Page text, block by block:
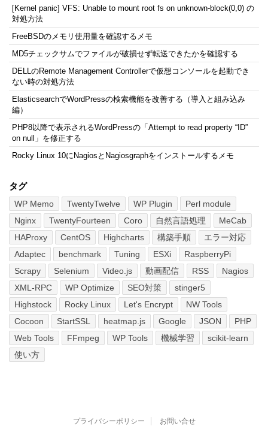
[Kernel panic] VFS: Unable to mount root fs on unknown-block(0,0) の
対処方法
FreeBSDのメモリ使用量を確認するメモ
MD5チェックサムでファイルが破損せず転送できたかを確認する
DELLのRemote Management Controllerで仮想コンソールを起動でき
ない時の対処方法
ElasticsearchでWordPressの検索機能を改善する（導入と組み込み
編）
PHP8以降で表示されるWordPressの「Attempt to read property “ID”
on null」を修正する
Rocky Linux 10にNagiosとNagiosgraphをインストールするメモ
タグ
WP Memo TwentyTwelve WP Plugin
Perl module
Nginx
TwentyFourteen Coro 自然言語処理
MeCab
HAProxy
CentOS Highcharts 構築手順
エラー対応
Adaptec
benchmark Tuning ESXi
RaspberryPi
Scrapy
Selenium Video.js 動画配信 RSS
Nagios
XML-RPC
WP Optimize SEO対策
stinger5
Highstock
Rocky Linux Let's Encrypt
NW Tools
Cocoon
StartSSL heatmap.js Google JSON
PHP
Web Tools
FFmpeg WP Tools 機械学習
scikit-learn
使い方
プライバシーポリシー お問い合せ